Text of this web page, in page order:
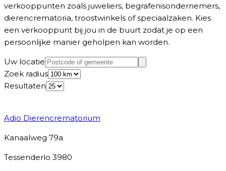
verkooppunten zoals juweliers, begrafenisondernemers,
dierencrematoria, troostwinkels of speciaalzaken. Kies
een verkooppunt bij jou in de buurt zodat je op een
persoonlijke manier geholpen kan worden.
Uw locatie
Zoek radius
Resultaten
Adio Dierencrematorium
Kanaalweg 79a
Tessenderlo 3980